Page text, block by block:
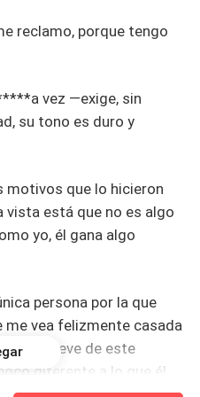
reclamo, porque tengo
vez —exige, sin
su tono es duro y
motivos que lo hicieron
vista está que no es algo
yo, él gana algo
persona por la que
me vea felizmente casada
se lo lleve de este
diferente a lo que él